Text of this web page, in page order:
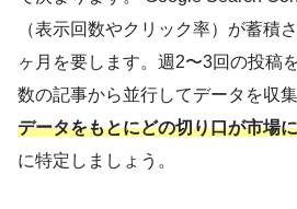
（表示回数やクリック率）が蓄積
ヶ月を要します。週2〜3回の投稿
数の記事から並行してデータを収集
データをもとにどの切り口が市場
に特定しましょう。